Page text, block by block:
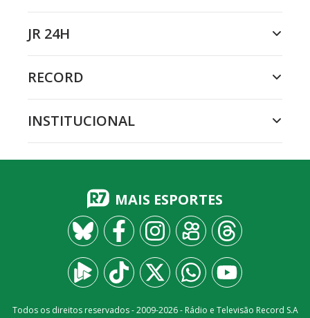
JR 24H
RECORD
INSTITUCIONAL
MAIS ESPORTES
Todos os direitos reservados - 2009-2026- Rádio e Televisão Record S.A